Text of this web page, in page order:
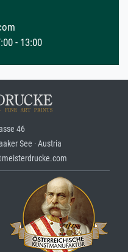
- 13:00
46
See · Austria